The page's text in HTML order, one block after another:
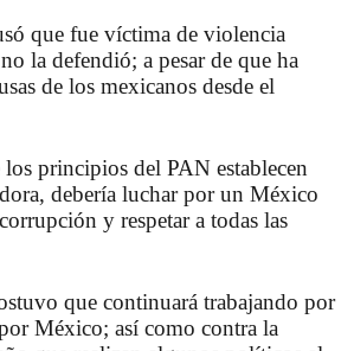
que fue víctima de violencia
la defendió; a pesar de que ha
de los mexicanos desde el
principios del PAN establecen
debería luchar por un México
y respetar a todas las
que continuará trabajando por
México; así como contra la